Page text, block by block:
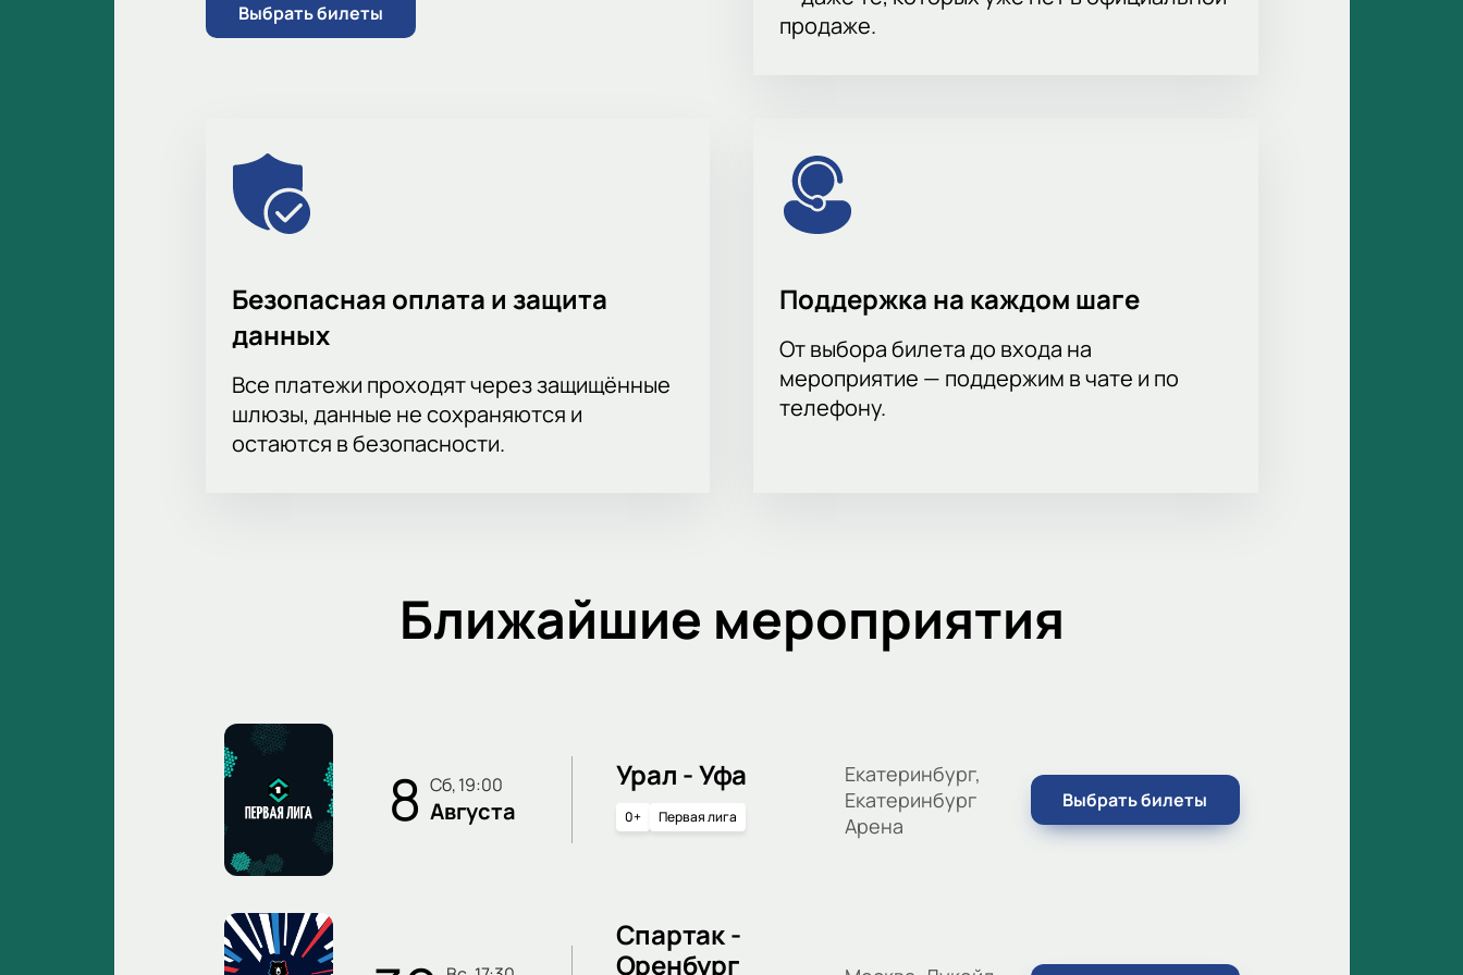
Выбрать билеты
продаже.
Безопасная оплата и защита
данных
Все платежи проходят через защищённые
шлюзы, данные не сохраняются и
остаются в безопасности.
Поддержка на каждом шаге
От выбора билета до входа на
мероприятие — поддержим в чате и по
телефону.
Ближайшие мероприятия
8 сб, 19:00
Августа
Урал - Уфа
0+ Первая лига
Екатеринбург,
Екатеринбург
Арена
Выбрать билеты
Спартак -
Оренбург